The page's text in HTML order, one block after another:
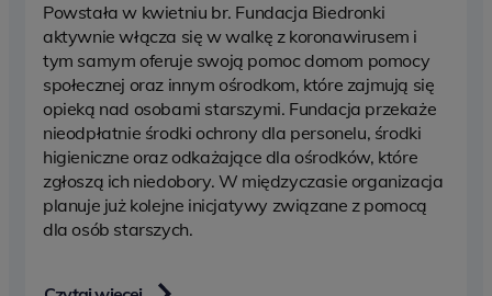
Powstała w kwietniu br. Fundacja Biedronki
aktywnie włącza się w walkę z koronawirusem i
tym samym oferuje swoją pomoc domom pomocy
społecznej oraz innym ośrodkom, które zajmują się
opieką nad osobami starszymi. Fundacja przekaże
nieodpłatnie środki ochrony dla personelu, środki
higieniczne oraz odkażające dla ośrodków, które
zgłoszą ich niedobory. W międzyczasie organizacja
planuje już kolejne inicjatywy związane z pomocą
dla osób starszych.